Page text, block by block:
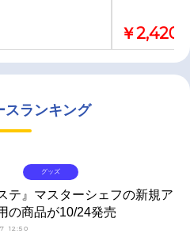
￥2,420
スランキング
テ』マスターシェフの新規ア
の商品が10/24発売
12:50
グッズ